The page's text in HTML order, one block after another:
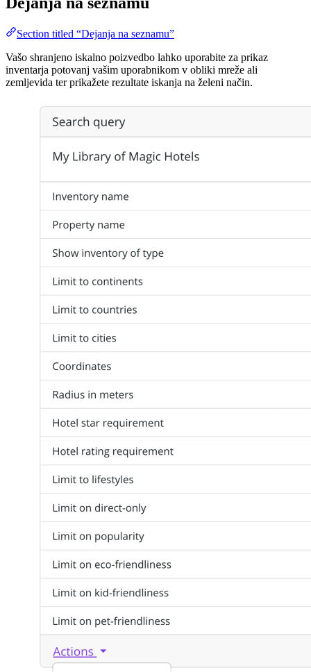
Section titled “Dejanja na seznamu”
Vašo shranjeno iskalno poizvedbo lahko uporabite za prikaz
inventarja potovanj vašim uporabnikom v obliki mreže ali
zemljevida ter prikažete rezultate iskanja na želeni način.